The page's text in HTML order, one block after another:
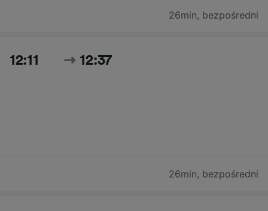
26min, bezpośredni
12:11 12:37
26min, bezpośredni